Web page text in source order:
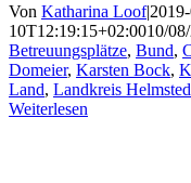
Von Katharina Loof|
10T12:19:15+02:0010/
Betreuungsplätze, Bund,
Domeier, Karsten Bock,
Land, Landkreis
Weiterlesen